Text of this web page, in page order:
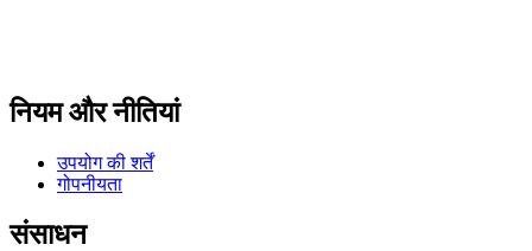
नियम और नीतियां
उपयोग की शर्तें
गोपनीयता
संसाधन